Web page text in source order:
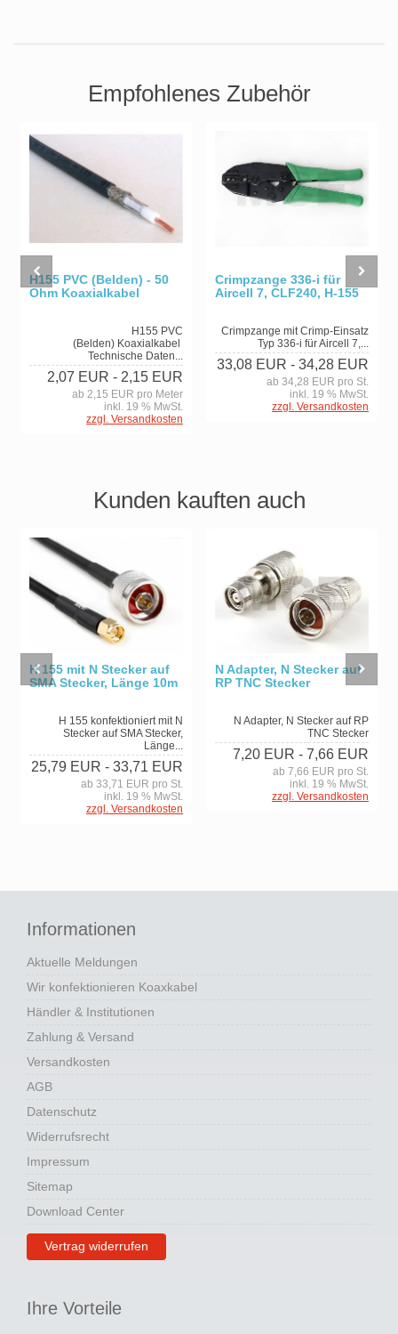
Empfohlenes Zubehör
H155 PVC (Belden) - 50
Ohm Koaxialkabel
H155 PVC
(Belden) Koaxialkabel
Technische Daten...
2,07 EUR - 2,15 EUR
ab 2,15 EUR pro Meter
inkl. 19 % MwSt.
zzgl. Versandkosten
Crimpzange 336-i für
Aircell 7, CLF240, H-155
Crimpzange mit Crimp-Einsatz
Typ 336-i für Aircell 7,...
33,08 EUR - 34,28 EUR
ab 34,28 EUR pro St.
inkl. 19 % MwSt.
zzgl. Versandkosten
Kunden kauften auch
H 155 mit N Stecker auf
SMA Stecker, Länge 10m
H 155 konfektioniert mit N
Stecker auf SMA Stecker,
Länge...
25,79 EUR - 33,71 EUR
ab 33,71 EUR pro St.
inkl. 19 % MwSt.
zzgl. Versandkosten
N Adapter, N Stecker auf
RP TNC Stecker
N Adapter, N Stecker auf RP
TNC Stecker
7,20 EUR - 7,66 EUR
ab 7,66 EUR pro St.
inkl. 19 % MwSt.
zzgl. Versandkosten
Informationen
Aktuelle Meldungen
Wir konfektionieren Koaxkabel
Händler & Institutionen
Zahlung & Versand
Versandkosten
AGB
Datenschutz
Widerrufsrecht
Impressum
Sitemap
Download Center
Vertrag widerrufen
Ihre Vorteile